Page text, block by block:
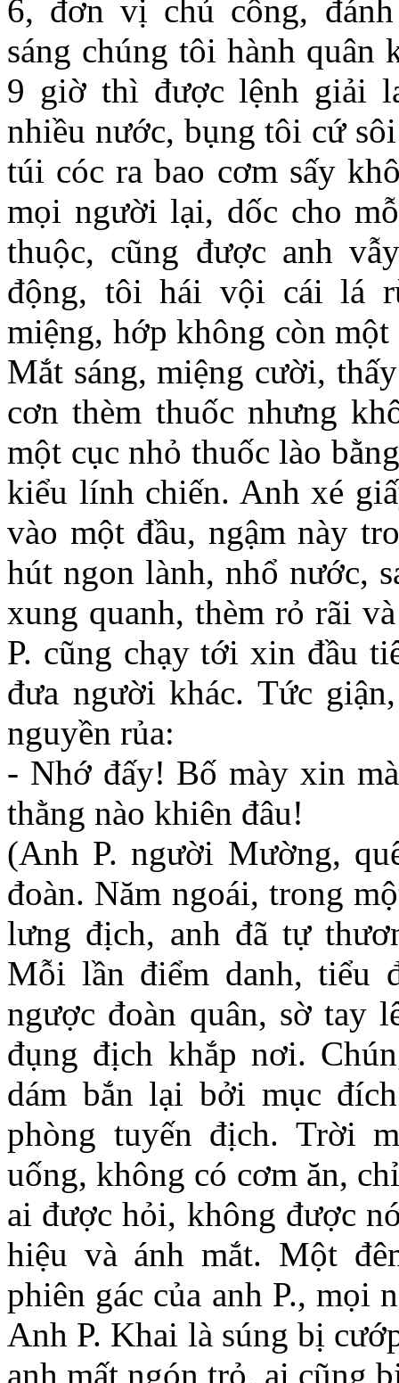
6, đơn vị chủ công,
sáng chúng tôi hành quân
9 giờ thì được lệnh giải
nhiều nước, bụng tôi cứ
túi cóc ra bao cơm sấy
mọi người lại, dốc cho
thuộc, cũng được anh
động, tôi hái vội cái lá
miệng, hớp không còn
Mắt sáng, miệng cười,
cơn thèm thuốc nhưng
một cục nhỏ thuốc lào
kiểu lính chiến. Anh xé
vào một đầu, ngậm này
hút ngon lành, nhổ nước,
xung quanh, thèm rỏ rãi
P. cũng chạy tới xin đầu
đưa người khác. Tức
nguyền rủa:
- Nhớ đấy! Bố mày xin
thằng nào khiên đâu!
(Anh P. người Mường,
đoàn. Năm ngoái, trong
lưng địch, anh đã tự
Mỗi lần điểm danh, tiểu
ngược đoàn quân, sờ tay
đụng địch khắp nơi.
dám bắn lại bởi mục
phòng tuyến địch. Trời
uống, không có cơm ăn,
ai được hỏi, không được
hiệu và ánh mắt. Một
phiên gác của anh P., mọi
Anh P. Khai là súng bị
anh mất ngón trỏ, ai cũng